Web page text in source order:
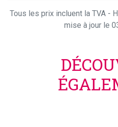
Tous les prix incluent la TVA -
mise à jour le